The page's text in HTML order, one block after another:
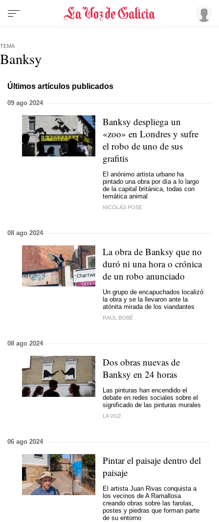
TEMA
Banksy
Últimos artículos publicados
09 ago 2024
Banksy despliega un
«zoo» en Londres y sufre
el robo de uno de sus
grafitis
El anónimo artista urbano ha
pintado una obra por día a lo largo
de la capital británica, todas con
temática animal
NICOLÁS POSE
08 ago 2024
La obra de Banksy que no
duró ni una hora o crónica
de un robo anunciado
Un grupo de encapuchados localizó
la obra y se la llevaron ante la
atónita mirada de los viandantes
RAÚL BOBÉ
08 ago 2024
Dos obras nuevas de
Banksy en 24 horas
Las pinturas han encendido el
debate en redes sociales sobre el
significado de las pinturas murales
LA VOZ
06 ago 2024
Pintar el paisaje dentro del
paisaje
El artista Juan Rivas conquista a
los vecinos de A Ramallosa
creando obras sobre las farolas,
postes y piedras que forman parte
de su entorno